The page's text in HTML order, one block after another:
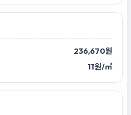
236,670원
11원/㎡